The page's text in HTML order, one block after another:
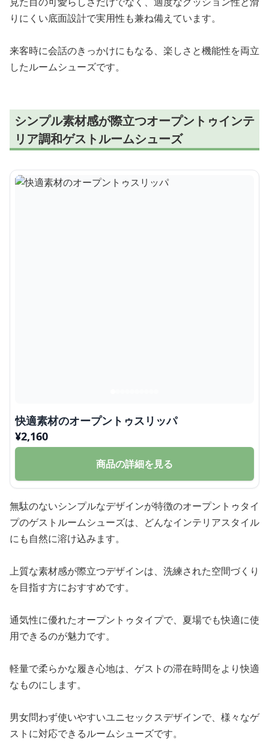
りにくい底面設計で実用性も兼ね備えています。
来客時に会話のきっかけにもなる、楽しさと機能性を両立
したルームシューズです。
シンプル素材感が際立つオープントゥインテ
リア調和ゲストルームシューズ
快適素材のオープントゥスリッパ
¥2,160
商品の詳細を見る
無駄のないシンプルなデザインが特徴のオープントゥタイ
プのゲストルームシューズは、どんなインテリアスタイル
にも自然に溶け込みます。
上質な素材感が際立つデザインは、洗練された空間づくり
を目指す方におすすめです。
通気性に優れたオープントゥタイプで、夏場でも快適に使
用できるのが魅力です。
軽量で柔らかな履き心地は、ゲストの滞在時間をより快適
なものにします。
男女問わず使いやすいユニセックスデザインで、様々なゲ
ストに対応できるルームシューズです。